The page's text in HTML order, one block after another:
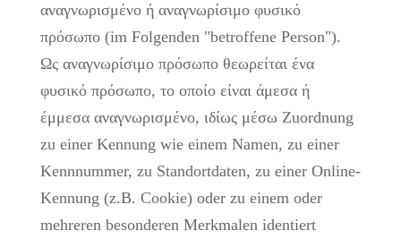
αναγνωρισμένο ή αναγνωρίσιμο φυσικό
πρόσωπο (im Folgenden "betroffene Person").
Ως αναγνωρίσιμο πρόσωπο θεωρείται ένα
φυσικό πρόσωπο, το οποίο είναι άμεσα ή
έμμεσα αναγνωρισμένο, ιδίως μέσω Zuordnung
zu einer Kennung wie einem Namen, zu einer
Kennnummer, zu Standortdaten, zu einer Online-
Kennung (z.B. Cookie) oder zu einem oder
mehreren besonderen Merkmalen identiert